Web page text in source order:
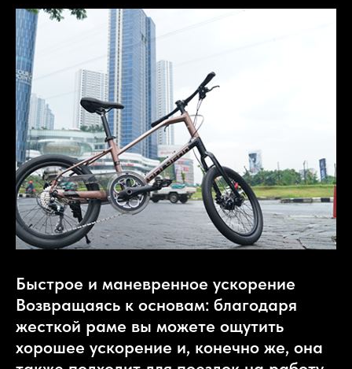
Быстрое и маневренное ускорение
Возвращаясь к основам: благодаря
жесткой раме вы можете ощутить
хорошее ускорение и, конечно же, она